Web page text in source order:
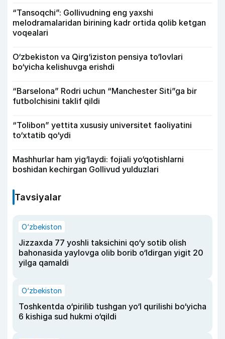
“Tansoqchi”: Gollivudning eng yaxshi
melodramalaridan birining kadr ortida qolib ketgan
voqealari
O‘zbekiston va Qirg‘iziston pensiya to‘lovlari
bo‘yicha kelishuvga erishdi
“Barselona” Rodri uchun “Manchester Siti”ga bir
futbolchisini taklif qildi
“Tolibon” yettita xususiy universitet faoliyatini
to‘xtatib qo‘ydi
Mashhurlar ham yig‘laydi: fojiali yo‘qotishlarni
boshidan kechirgan Gollivud yulduzlari
Tavsiyalar
O‘zbekiston
Jizzaxda 77 yoshli taksichini qo‘y sotib olish
bahonasida yaylovga olib borib o‘ldirgan yigit 20
yilga qamaldi
O‘zbekiston
Toshkentda o‘pirilib tushgan yo‘l qurilishi bo‘yicha
6 kishiga sud hukmi o‘qildi